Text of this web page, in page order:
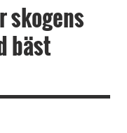
skogens
bäst